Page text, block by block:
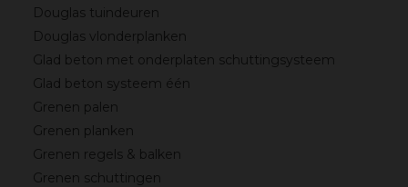
Douglas tuindeuren
Douglas vlonderplanken
Glad beton met onderplaten schuttingsysteem
Glad beton systeem één
Grenen palen
Grenen planken
Grenen regels & balken
Grenen schuttingen